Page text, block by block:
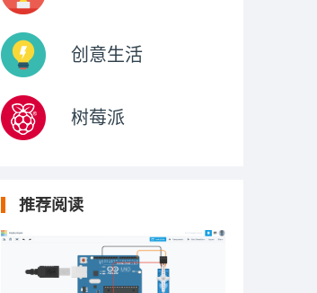
创意生活
树莓派
推荐阅读